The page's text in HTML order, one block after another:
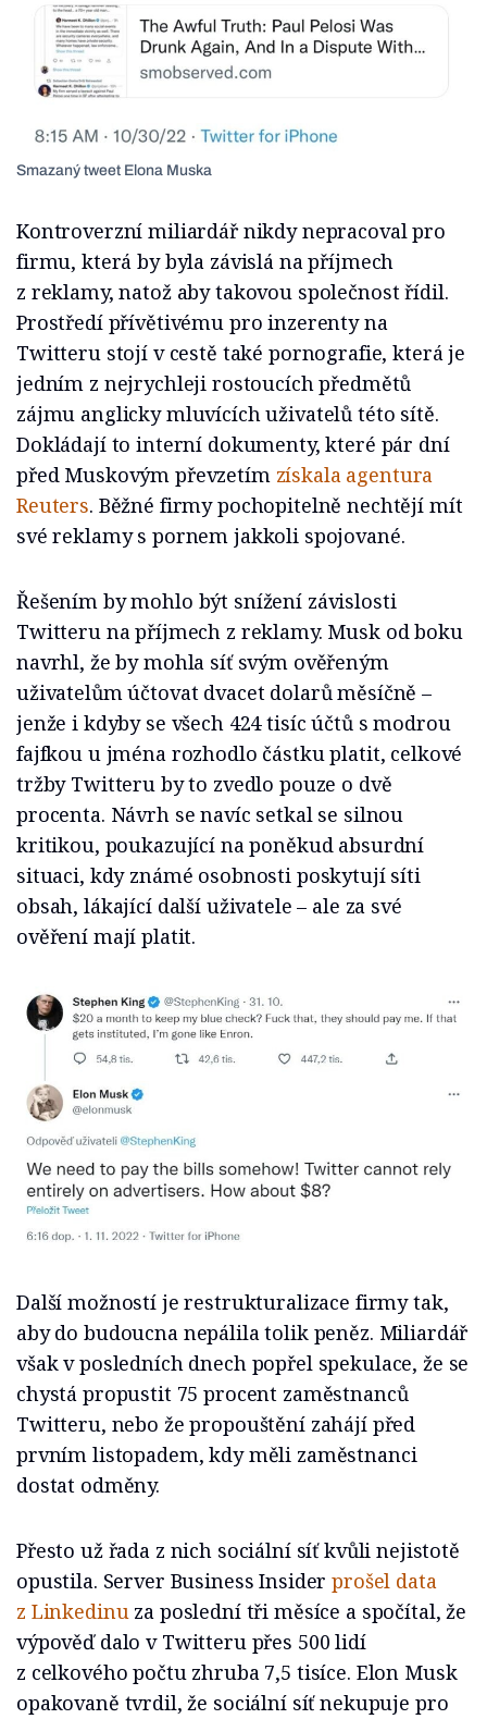
Smazaný tweet Elona Muska
Kontroverzní miliardář nikdy nepracoval pro
firmu, která by byla závislá na příjmech
z reklamy, natož aby takovou společnost řídil.
Prostředí přívětivému pro inzerenty na
Twitteru stojí v cestě také pornografie, která je
jedním z nejrychleji rostoucích předmětů
zájmu anglicky mluvících uživatelů této sítě.
Dokládají to interní dokumenty, které pár dní
před Muskovým převzetím získala agentura
Reuters. Běžné firmy pochopitelně nechtějí mít
své reklamy s pornem jakkoli spojované.
Řešením by mohlo být snížení závislosti
Twitteru na příjmech z reklamy. Musk od boku
navrhl, že by mohla síť svým ověřeným
uživatelům účtovat dvacet dolarů měsíčně –
jenže i kdyby se všech 424 tisíc účtů s modrou
fajfkou u jména rozhodlo částku platit, celkové
tržby Twitteru by to zvedlo pouze o dvě
procenta. Návrh se navíc setkal se silnou
kritikou, poukazující na poněkud absurdní
situaci, kdy známé osobnosti poskytují síti
obsah, lákající další uživatele – ale za své
ověření mají platit.
Další možností je restrukturalizace firmy tak,
aby do budoucna nepálila tolik peněz. Miliardář
však v posledních dnech popřel spekulace, že se
chystá propustit 75 procent zaměstnanců
Twitteru, nebo že propouštění zahájí před
prvním listopadem, kdy měli zaměstnanci
dostat odměny.
Přesto už řada z nich sociální síť kvůli nejistotě
opustila. Server Business Insiderprošel data
z Linkedinuza poslední tři měsíce a spočítal, že
výpověď dalo v Twitteru přes 500 lidí
z celkového počtu zhruba 7,5 tisíce. Elon Musk
opakovaně tvrdil, že sociální síť nekupuje pro